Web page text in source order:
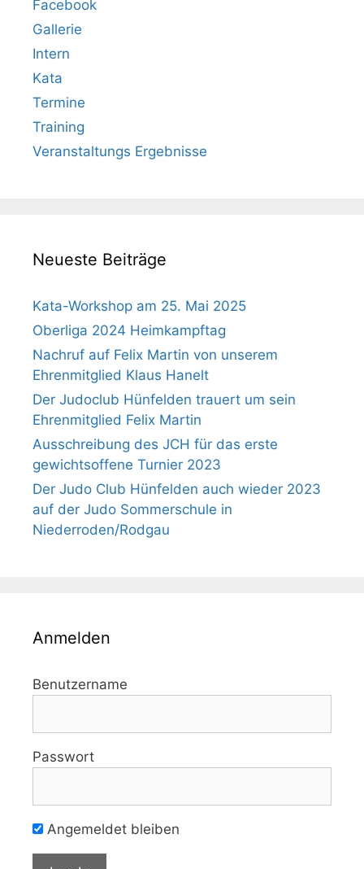
Facebook
Gallerie
Intern
Kata
Termine
Training
Veranstaltungs Ergebnisse
Neueste Beiträge
Kata-Workshop am 25. Mai 2025
Oberliga 2024 Heimkampftag
Nachruf auf Felix Martin von unserem
Ehrenmitglied Klaus Hanelt
Der Judoclub Hünfelden trauert um sein
Ehrenmitglied Felix Martin
Ausschreibung des JCH für das erste
gewichtsoffene Turnier 2023
Der Judo Club Hünfelden auch wieder 2023
auf der Judo Sommerschule in
Niederroden/Rodgau
Anmelden
Benutzername
Passwort
Angemeldet bleiben